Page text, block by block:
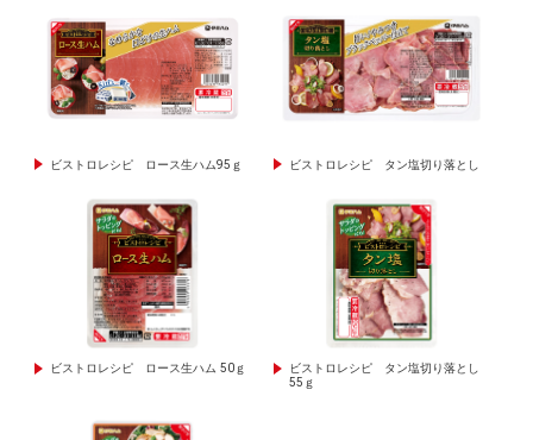
ビストロレシピ ロース生ハム95ｇ ビストロレシピ タン塩切り落とし
ビストロレシピ ロース生ハム 50ｇ
ビストロレシピ タン塩切り落とし
55ｇ